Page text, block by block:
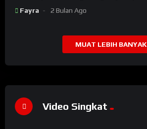
Setelah Dicopot Prabowo
Fayra 2 Bulan Ago
MUAT LEBIH BANYAK
Video Singkat